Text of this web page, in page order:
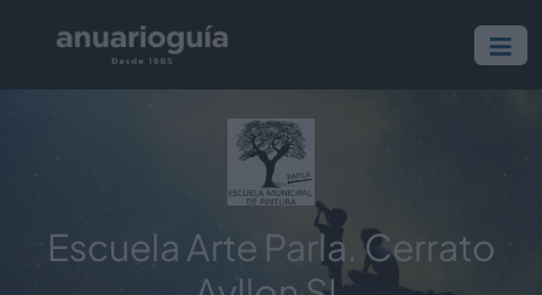
Escuela Arte Parla. Cerrato